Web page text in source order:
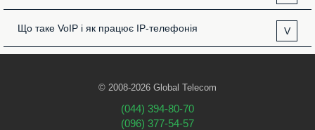
Що таке VoIP і як працює IP-телефонія V
© 2008-2026 Global Telecom
(044) 394-80-70
(096) 377-54-57